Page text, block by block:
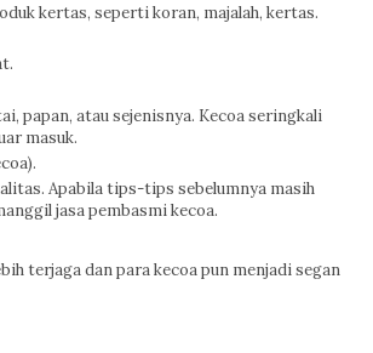
kertas, seperti koran, majalah, kertas.
papan, atau sejenisnya. Kecoa seringkali
masuk.
Apabila tips-tips sebelumnya masih
jasa pembasmi kecoa.
terjaga dan para kecoa pun menjadi segan